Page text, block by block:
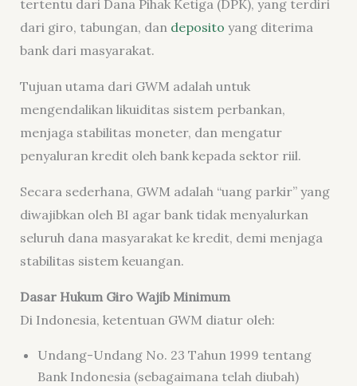
tertentu dari Dana Pihak Ketiga (DPK), yang terdiri
dari giro, tabungan, dan deposito yang diterima
bank dari masyarakat.
Tujuan utama dari GWM adalah untuk
mengendalikan likuiditas sistem perbankan,
menjaga stabilitas moneter, dan mengatur
penyaluran kredit oleh bank kepada sektor riil.
Secara sederhana, GWM adalah “uang parkir” yang
diwajibkan oleh BI agar bank tidak menyalurkan
seluruh dana masyarakat ke kredit, demi menjaga
stabilitas sistem keuangan.
Dasar Hukum Giro Wajib Minimum
Di Indonesia, ketentuan GWM diatur oleh:
Undang-Undang No. 23 Tahun 1999 tentang
Bank Indonesia (sebagaimana telah diubah)